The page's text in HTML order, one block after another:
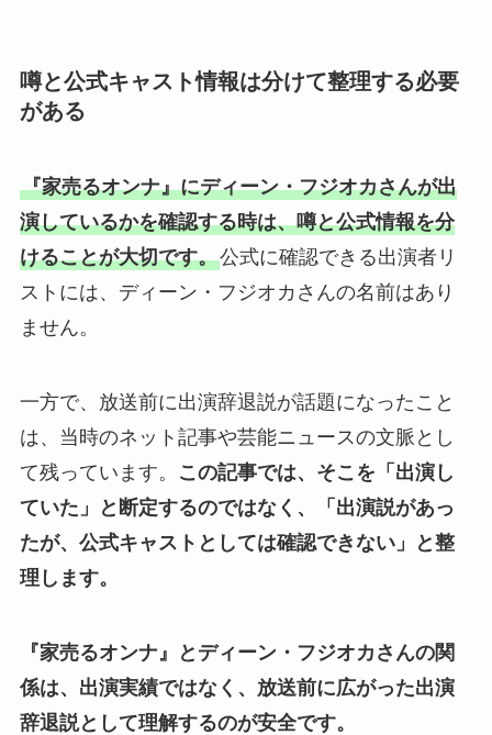
噂と公式キャスト情報は分けて整理する必要
がある
『家売るオンナ』にディーン・フジオカさんが出
演しているかを確認する時は、噂と公式情報を分
けることが大切です。公式に確認できる出演者リ
ストには、ディーン・フジオカさんの名前はあり
ません。
一方で、放送前に出演辞退説が話題になったこと
は、当時のネット記事や芸能ニュースの文脈とし
て残っています。
この記事では、そこを「出演し
ていた」と断定するのではなく、「出演説があっ
たが、公式キャストとしては確認できない」と整
理します。
『家売るオンナ』とディーン・フジオカさんの関
係は、出演実績ではなく、放送前に広がった出演
辞退説として理解するのが安全です。